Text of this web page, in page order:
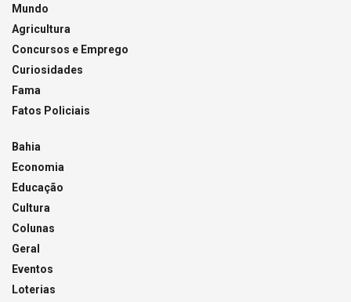
Mundo
Agricultura
Concursos e Emprego
Curiosidades
Fama
Fatos Policiais
Bahia
Economia
Educação
Cultura
Colunas
Geral
Eventos
Loterias